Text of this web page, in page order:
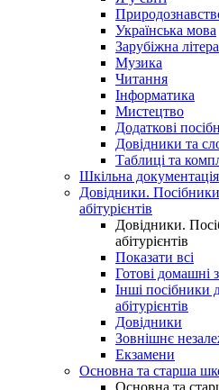
Українська мова
Зарубіжна
Музика
Читання
Інформатика
Мистецтво
Додаткові
Довідники та
Таблиці та
Шкільна документація
Довідники.
абітурієнтів
Довідники.
абітурієнтів
Показати всі
Готові домашні
Інші посібники
абітурієнтів
Довідники
Зовнішнє
Екзамени
Основна та старша
Основна та